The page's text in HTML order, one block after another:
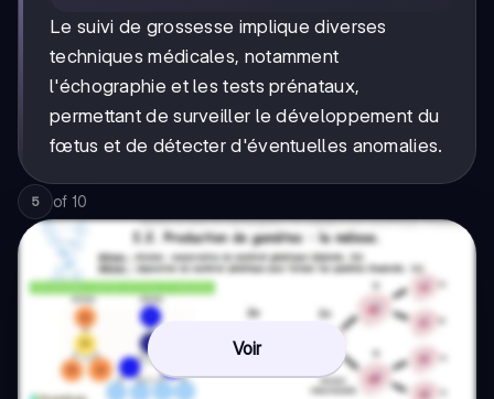
Le suivi de grossesse implique diverses
techniques médicales, notamment
l'échographie et les tests prénataux,
permettant de surveiller le développement du
fœtus et de détecter d'éventuelles anomalies.
5 of 10
Voir